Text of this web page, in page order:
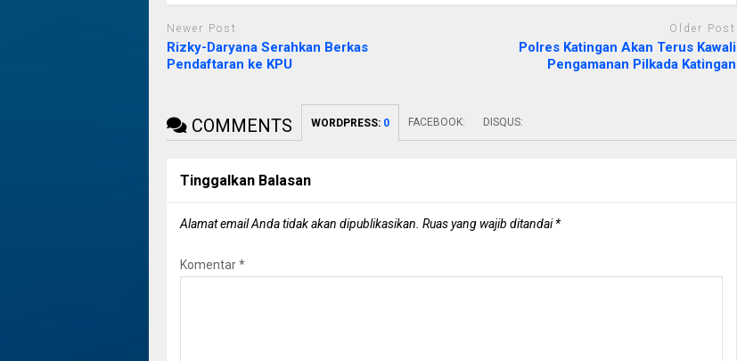
Newer Post
Rizky-Daryana Serahkan Berkas
Pendaftaran ke KPU
Older Post
Polres Katingan Akan Terus Kawali
Pengamanan Pilkada Katingan
COMMENTS WORDPRESS: 0 FACEBOOK: DISQUS:
Tinggalkan Balasan
Alamat email Anda tidak akan dipublikasikan. Ruas yang wajib ditandai*
Komentar*